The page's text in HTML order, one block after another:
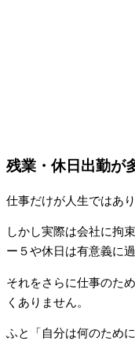
残業・休日出勤が
仕事だけが人生ではあり
しかし実際は会社に拘
ー５や休日は有意義に
それをさらに仕事のた
くありません。
ふと「自分は何のため